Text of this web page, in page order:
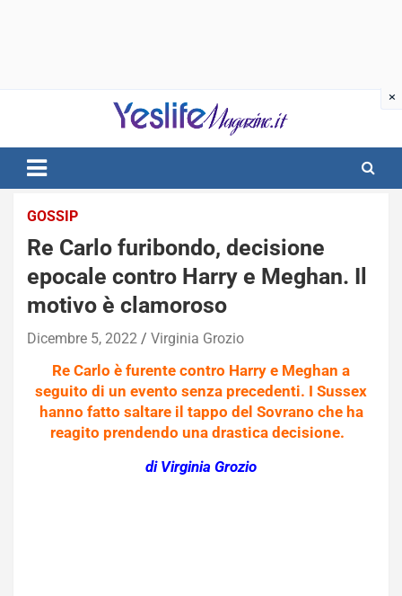
notizie di intrattenimento
GOSSIP
Re Carlo furibondo, decisione
epocale contro Harry e Meghan. Il
motivo è clamoroso
Dicembre 5, 2022 Virginia Grozio
Re Carlo è furente contro Harry e Meghan a
seguito di un evento senza precedenti. I Sussex
hanno fatto saltare il tappo del Sovrano che ha
reagito prendendo una drastica decisione.
di Virginia Grozio